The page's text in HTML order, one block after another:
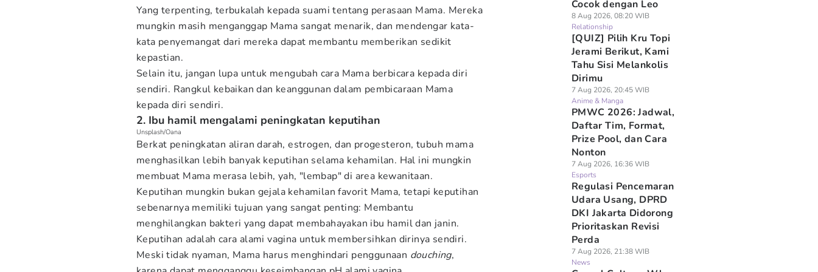
Yang terpenting, terbukalah kepada suami tentang perasaan Mama. Mereka
mungkin masih menganggap Mama sangat menarik, dan mendengar kata-
kata penyemangat dari mereka dapat membantu memberikan sedikit
kepastian.
Selain itu, jangan lupa untuk mengubah cara Mama berbicara kepada diri
sendiri. Rangkul kebaikan dan keanggunan dalam pembicaraan Mama
kepada diri sendiri.
2. Ibu hamil mengalami peningkatan keputihan
Unsplash/Oana
Berkat peningkatan aliran darah, estrogen, dan progesteron, tubuh mama
menghasilkan lebih banyak keputihan selama kehamilan. Hal ini mungkin
membuat Mama merasa lebih, yah, "lembap" di area kewanitaan.
Keputihan mungkin bukan gejala kehamilan favorit Mama, tetapi keputihan
sebenarnya memiliki tujuan yang sangat penting: Membantu
menghilangkan bakteri yang dapat membahayakan ibu hamil dan janin.
Keputihan adalah cara alami vagina untuk membersihkan dirinya sendiri.
Meski tidak nyaman, Mama harus menghindari penggunaan douching,
Cocok dengan Leo
8 Aug 2026, 08:20 WIB
Relationship
[QUIZ] Pilih Kru Topi
Jerami Berikut, Kami
Tahu Sisi Melankolis
Dirimu
7 Aug 2026, 20:45 WIB
Anime & Manga
PMWC 2026: Jadwal,
Daftar Tim, Format,
Prize Pool, dan Cara
Nonton
7 Aug 2026, 16:36 WIB
Esports
Regulasi Pencemaran
Udara Usang, DPRD
DKI Jakarta Didorong
Prioritaskan Revisi
Perda
7 Aug 2026, 21:38 WIB
News